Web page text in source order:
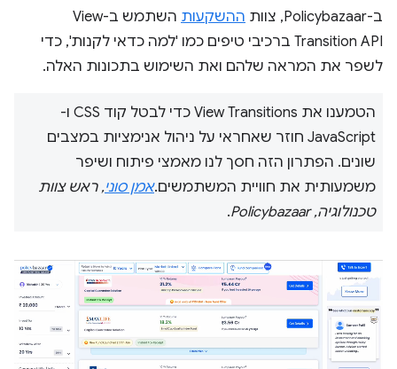
ב-Policybazaar, צוות ההשקעות
השתמש ב-View
Transition API ברכיבי טיפים כמו 'למה כדאי לקנות', כדי
לשפר את המראה שלהם ואת השימוש בתכונות האלה.
הטמענו את View Transitions כדי לבטל קוד CSS ו-
JavaScript חוזר שאחראי על ניהול אנימציות במצבים
שונים. הפתרון הזה חסך לנו מאמצי פיתוח ושיפר
משמעותית את חוויית המשתמשים.אמן סוני, ראש צוות
טכנולוגיה, Policybazaar
.